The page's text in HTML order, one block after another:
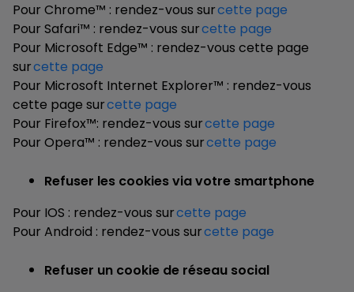
Pour Chrome™ : rendez-vous surcette page
Pour Safari™ : rendez-vous surcette page
Pour Microsoft Edge™ : rendez-vous cette page
surcette page
Pour Microsoft Internet Explorer™ : rendez-vous
cette page surcette page
Pour Firefox™: rendez-vous surcette page
Pour Opera™ : rendez-vous surcette page
Refuser les cookies via votre smartphone
Pour IOS : rendez-vous surcette page
Pour Android : rendez-vous surcette page
Refuser un cookie de réseau social